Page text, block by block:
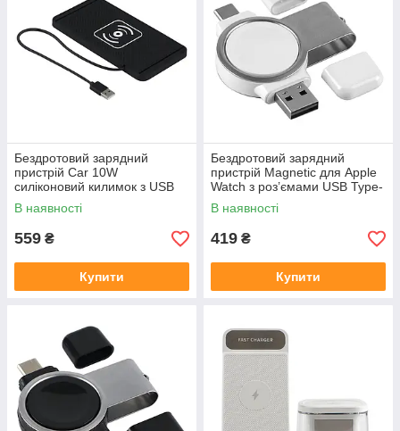
Бездротовий зарядний
пристрій Car 10W
силіконовий килимок з USB
кабелем 30 см Qi для
смартфонів автомобільний
В наявності
559 ₴
Купити
Бездротовий зарядний
пристрій Magnetic для Apple
Watch з роз’ємами USB Type-
C портативний магнітний
зарядник
В наявності
419 ₴
Купити